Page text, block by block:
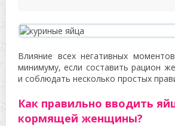
Влияние всех негативных
минимуму, если составить рацион
и соблюдать несколько простых
Как правильно вводить
кормящей женщины?